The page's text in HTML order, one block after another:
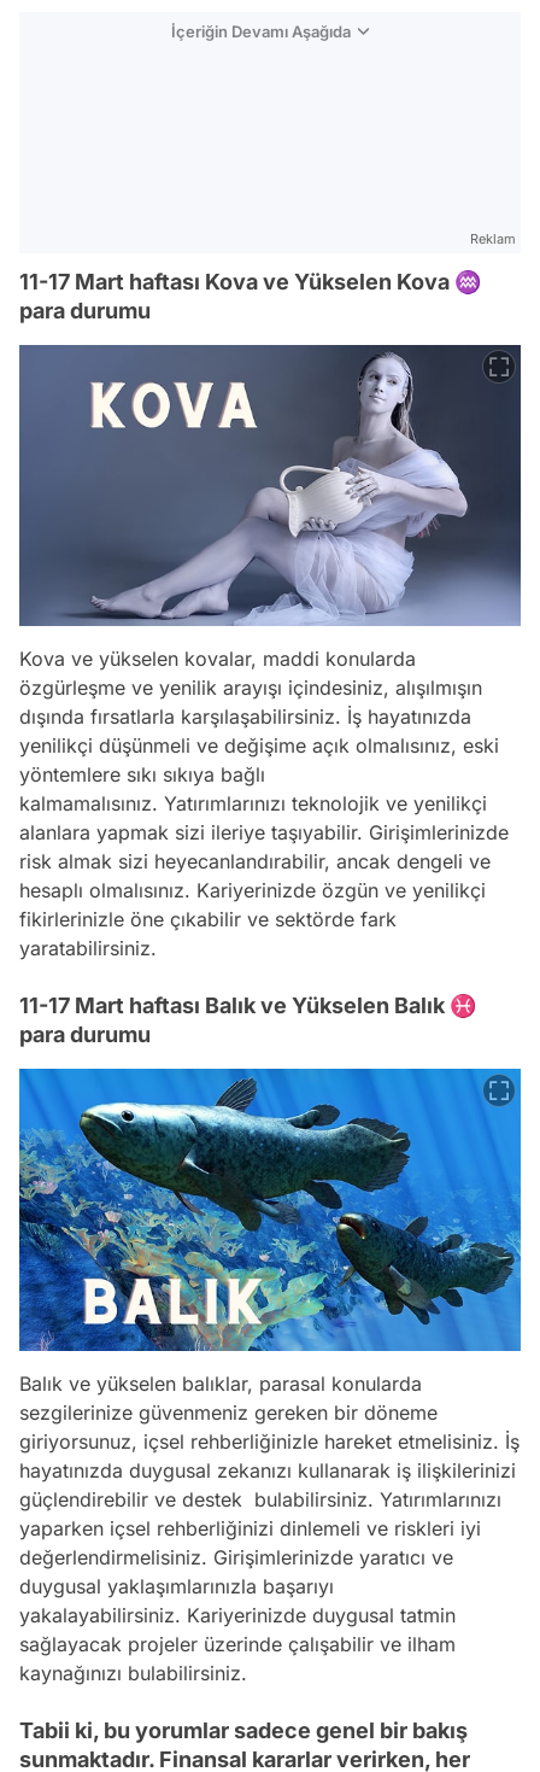
İçeriğin Devamı Aşağıda
Reklam
11-17 Mart haftası Kova ve Yükselen Kova ♒
para durumu
Kova ve yükselen kovalar, maddi konularda
özgürleşme ve yenilik arayışı içindesiniz, alışılmışın
dışında fırsatlarla karşılaşabilirsiniz. İş hayatınızda
yenilikçi düşünmeli ve değişime açık olmalısınız, eski
yöntemlere sıkı sıkıya bağlı
kalmamalısınız. Yatırımlarınızı teknolojik ve yenilikçi
alanlara yapmak sizi ileriye taşıyabilir. Girişimlerinizde
risk almak sizi heyecanlandırabilir, ancak dengeli ve
hesaplı olmalısınız. Kariyerinizde özgün ve yenilikçi
fikirlerinizle öne çıkabilir ve sektörde fark
yaratabilirsiniz.
11-17 Mart haftası Balık ve Yükselen Balık ♓
para durumu
Balık ve yükselen balıklar, parasal konularda
sezgilerinize güvenmeniz gereken bir döneme
giriyorsunuz, içsel rehberliğinizle hareket etmelisiniz. İş
hayatınızda duygusal zekanızı kullanarak iş ilişkilerinizi
güçlendirebilir ve destek bulabilirsiniz. Yatırımlarınızı
yaparken içsel rehberliğinizi dinlemeli ve riskleri iyi
değerlendirmelisiniz. Girişimlerinizde yaratıcı ve
duygusal yaklaşımlarınızla başarıyı
yakalayabilirsiniz. Kariyerinizde duygusal tatmin
sağlayacak projeler üzerinde çalışabilir ve ilham
kaynağınızı bulabilirsiniz.
Tabii ki, bu yorumlar sadece genel bir bakış
sunmaktadır. Finansal kararlar verirken, her